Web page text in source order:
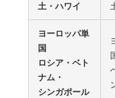
土・ハワイ
ヨーロッパ単
国
ロシア・ベト
ナム・
シンガポール